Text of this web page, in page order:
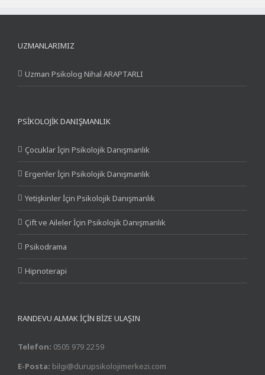
UZMANLARIMIZ
Uzman Psikolog Nihal ARAPTARLI
PSIKOLOJIK DANIŞMANLIK
Çocuklar İçin Psikolojik Danışmanlık
Ergenler İçin Psikolojik Danışmanlık
Yetişkinler İçin Psikolojik Danışmanlık
Çift ve Aileler İçin Psikolojik Danışmanlık
Psikodrama
Hipnoterapi
RANDEVU ALMAK İÇİN BİZE ULAŞIN
Telefon: 0505 979 22 59
E-Posta: bilgi@durupsikolojimerkezi.com